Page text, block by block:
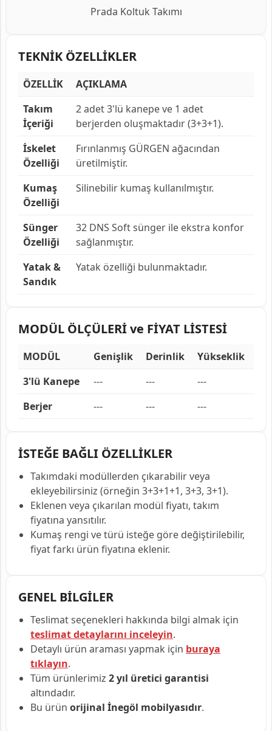
Prada Koltuk Takımı
TEKNİK ÖZELLİKLER
ÖZELLİK
AÇIKLAMA
Takım
İçeriği
2 adet 3'lü kanepe ve 1 adet
berjerden oluşmaktadır (3+3+1).
İskelet
Özelliği
Fırınlanmış GÜRGEN ağacından
üretilmiştir.
Kumaş
Özelliği
Silinebilir kumaş kullanılmıştır.
Sünger
Özelliği
32 DNS Soft sünger ile ekstra konfor
sağlanmıştır.
Yatak &
Sandık
Yatak özelliği bulunmaktadır.
MODÜL ÖLÇÜLERİ ve FİYAT LİSTESİ
MODÜL Genişlik Derinlik
Yükseklik
3'lü Kanepe
--- ---
---
Berjer
--- --- ---
İSTEĞE BAĞLI ÖZELLİKLER
Takımdaki modüllerden çıkarabilir veya
ekleyebilirsiniz (örneğin 3+3+1+1, 3+3, 3+1).
Eklenen veya çıkarılan modül fiyatı, takım
fiyatına yansıtılır.
Kumaş rengi ve türü isteğe göre değiştirilebilir,
fiyat farkı ürün fiyatına eklenir.
GENEL BİLGİLER
Teslimat seçenekleri hakkında bilgi almak için
teslimat detaylarını inceleyin.
Detaylı ürün araması yapmak için buraya
tıklayın.
Tüm ürünlerimiz 2 yıl üretici garantisi
altındadır.
Bu ürün orijinal İnegöl mobilyasıdır.